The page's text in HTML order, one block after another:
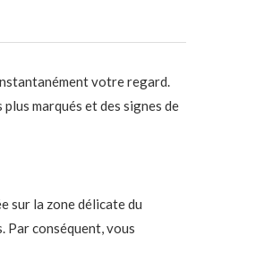
votre regard.
marqués et des signes de
sur la zone délicate du
Par conséquent, vous